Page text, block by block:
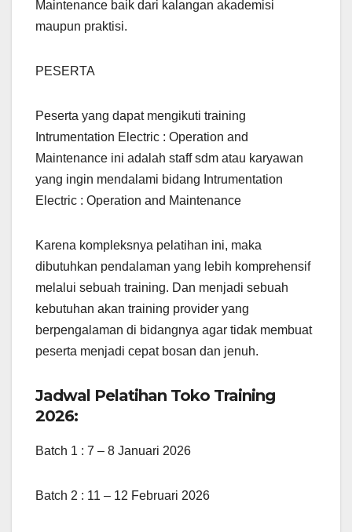
Maintenance baik dari kalangan akademisi
maupun praktisi.
PESERTA
Peserta yang dapat mengikuti training
Intrumentation Electric : Operation and
Maintenance ini adalah staff sdm atau karyawan
yang ingin mendalami bidang Intrumentation
Electric : Operation and Maintenance
Karena kompleksnya pelatihan ini, maka
dibutuhkan pendalaman yang lebih komprehensif
melalui sebuah training. Dan menjadi sebuah
kebutuhan akan training provider yang
berpengalaman di bidangnya agar tidak membuat
peserta menjadi cepat bosan dan jenuh.
Jadwal Pelatihan Toko Training
2026:
Batch 1 : 7 – 8 Januari 2026
Batch 2 : 11 – 12 Februari 2026